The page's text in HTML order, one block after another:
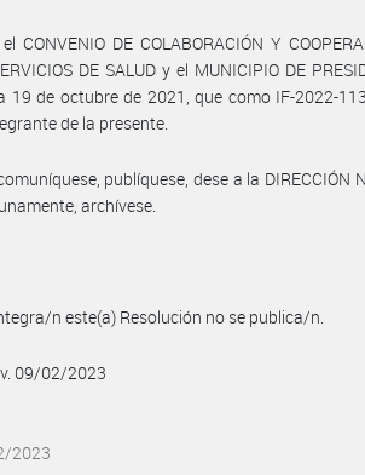
CONVENIO DE COLABORACIÓN Y
DE SALUD y el MUNICIPIO DE
19 de octubre de 2021, que como IF-2022-
de la presente.
publíquese, dese a la DIRECCIÓN
archívese.
n este(a) Resolución no se publica/n.
09/02/2023
2023